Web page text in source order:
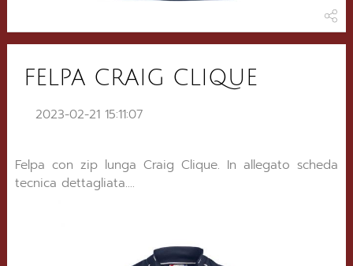
FELPA CRAIG CLIQUE
2023-02-21 15:11:07
Felpa con zip lunga Craig Clique. In allegato scheda
tecnica dettagliata....